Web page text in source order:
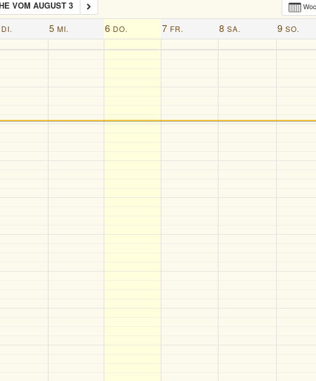
VOM AUGUST 3
DI. 5 MI. 6 DO. 7 FR. 8 SA. 9 SO.